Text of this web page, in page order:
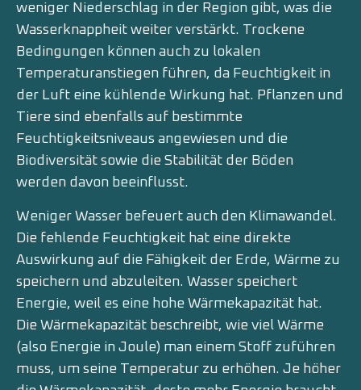
weniger Niederschlag in der Region gibt, was die
Wasserknappheit weiter verstärkt. Trockene
Bedingungen können auch zu lokalen
Temperaturanstiegen führen, da Feuchtigkeit in
der Luft eine kühlende Wirkung hat. Pflanzen und
Tiere sind ebenfalls auf bestimmte
Feuchtigkeitsniveaus angewiesen und die
Biodiversität sowie die Stabilität der Böden
werden davon beeinflusst.
Weniger Wasser befeuert auch den Klimawandel.
Die fehlende Feuchtigkeit hat eine direkte
Auswirkung auf die Fähigkeit der Erde, Wärme zu
speichern und abzuleiten. Wasser speichert
Energie, weil es eine hohe Wärmekapazität hat.
Die Wärmekapazität beschreibt, wie viel Wärme
(also Energie in Joule) man einem Stoff zuführen
muss, um seine Temperatur zu erhöhen. Je höher